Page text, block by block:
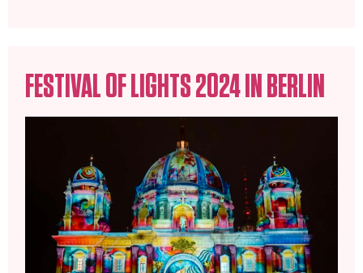
FESTIVAL OF LIGHTS 2024 IN BERLIN